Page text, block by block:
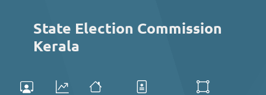
State Election Commission
Kerala